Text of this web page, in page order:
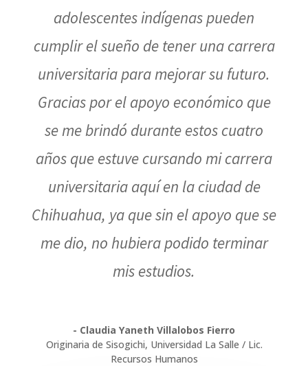
adolescentes indígenas pueden
cumplir el sueño de tener una carrera
universitaria para mejorar su futuro.
Gracias por el apoyo económico que
se me brindó durante estos cuatro
años que estuve cursando mi carrera
universitaria aquí en la ciudad de
Chihuahua, ya que sin el apoyo que se
me dio, no hubiera podido terminar
mis estudios.
- Claudia Yaneth Villalobos Fierro
Originaria de Sisogichi, Universidad La Salle / Lic.
Recursos Humanos